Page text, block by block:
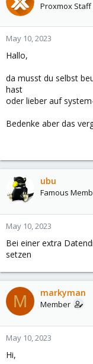
Proxmox
May 10, 2023
Hallo,
da musst du selbst
hast
oder lieber auf
Bedenke aber das
ubu
Famous
May 10, 2023
Bei einer extra
setzen
M markyman
Member
May 10, 2023
Hi,